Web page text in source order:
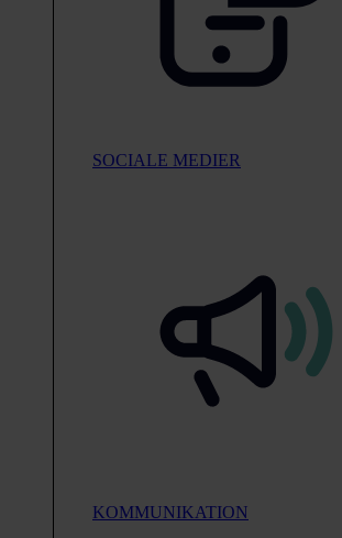
SOCIALE MEDIER
KOMMUNIKATION